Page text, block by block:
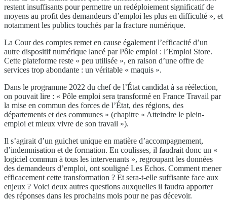
restent insuffisants pour permettre un redéploiement significatif de
moyens au profit des demandeurs d’emploi les plus en difficulté », et
notamment les publics touchés par la fracture numérique.
La Cour des comptes remet en cause également l’efficacité d’un
autre dispositif numérique lancé par Pôle emploi : l’Emploi Store.
Cette plateforme reste « peu utilisée », en raison d’une offre de
services trop abondante : un véritable « maquis ».
Dans le programme 2022 du chef de l’État candidat à sa réélection,
on pouvait lire : « Pôle emploi sera transformé en France Travail par
la mise en commun des forces de l’État, des régions, des
départements et des communes » (chapitre « Atteindre le plein-
emploi et mieux vivre de son travail »).
Il s’agirait d’un guichet unique en matière d’accompagnement,
d’indemnisation et de formation. En coulisses, il faudrait donc un «
logiciel commun à tous les intervenants », regroupant les données
des demandeurs d’emploi, ont souligné Les Echos. Comment mener
efficacement cette transformation ? Et sera-t-elle suffisante face aux
enjeux ? Voici deux autres questions auxquelles il faudra apporter
des réponses dans les prochains mois pour ne pas décevoir.